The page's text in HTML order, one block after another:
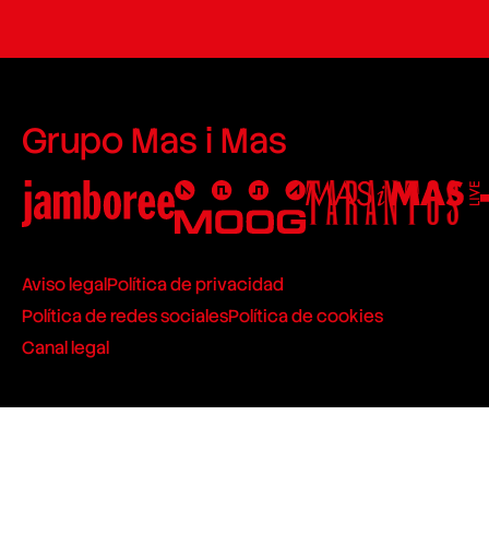
Grupo Mas i Mas
Aviso legalPolítica de privacidad
Política de redes socialesPolítica de cookies
Canal legal